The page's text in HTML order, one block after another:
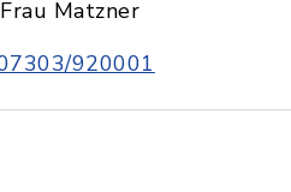
Matzner
920001